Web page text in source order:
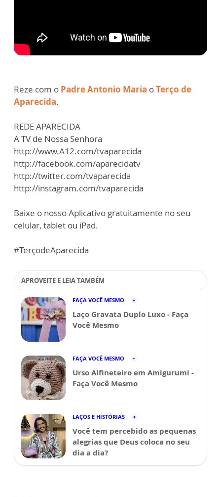
Reze com o Padre Antonio Maria oTerço de
Aparecida.
REDE APARECIDA
A TV de Nossa Senhora
http://www.A12.com/tvaparecida
http://facebook.com/aparecidatv
http://twitter.com/tvaparecida
http://instagram.com/tvaparecida
Baixe o nosso Aplicativo gratuitamente no seu
celular, tablet ou iPad.
#TerçodeAparecida
APROVEITE E LEIA TAMBÉM
FAÇA VOCÊ MESMO
Laço Gravata Duplo Luxo - Faça
Você Mesmo
FAÇA VOCÊ MESMO
Urso Alfineteiro em Amigurumi -
Faça Você Mesmo
LAÇOS E HISTÓRIAS
Você tem percebido as pequenas
alegrias que Deus coloca no seu
dia a dia?